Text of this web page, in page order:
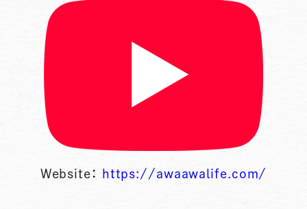
Website： https://awaawalife.com/